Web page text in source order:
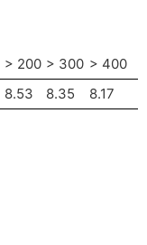
> 200 > 300 > 400
8.53 8.35 8.17